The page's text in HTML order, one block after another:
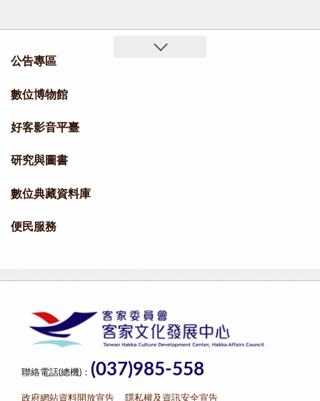
公告專區
數位博物館
好客影音平臺
研究與圖書
數位典藏資料庫
便民服務
聯絡電話(總機)： (037)985-558
政府網站資料開放宣告 隱私權及資訊安全宣告